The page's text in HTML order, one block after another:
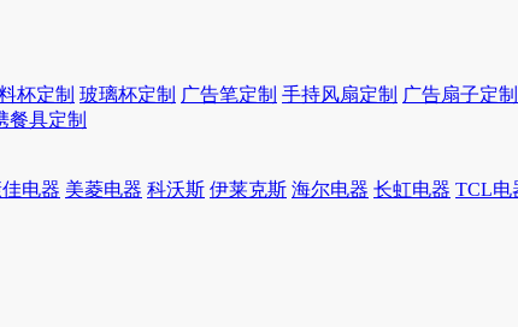
杯定制 玻璃杯定制 广告笔定制 手持风扇定制 广告扇子定制
餐具定制
佳电器 美菱电器 科沃斯 伊莱克斯 海尔电器 长虹电器 TCL电